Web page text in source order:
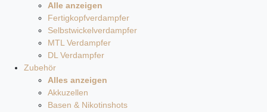
Alle anzeigen
Fertigkopfverdampfer
Selbstwickelverdampfer
MTL Verdampfer
DL Verdampfer
Zubehör
Alles anzeigen
Akkuzellen
Basen & Nikotinshots